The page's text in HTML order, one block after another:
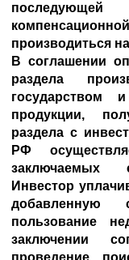
производиться
В соглашении
раздела
государством
продукции,
раздела с
РФ
заключаемых
Инвестор
пользование
заключении
проведение